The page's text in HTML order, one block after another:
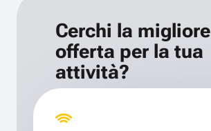
Cerchi la migliore
offerta per la tua
attività?